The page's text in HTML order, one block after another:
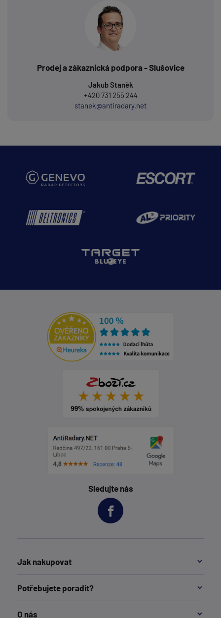
Prodej a zákaznická podpora - Slušovice
Jakub Staněk
+420 731 255 244
stanek@antiradary.net
Sledujte nás
Jak nakupovat
Potřebujete poradit?
O nás